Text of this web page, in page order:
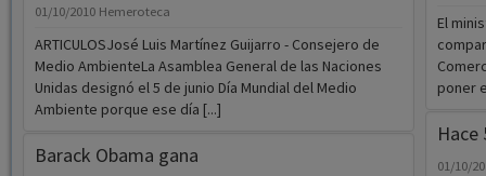
01/10/2010 Hemeroteca
ARTICULOSJosé Luis Martínez Guijarro - Consejero de
Medio AmbienteLa Asamblea General de las Naciones
Unidas designó el 5 de junio Día Mundial del Medio
Ambiente porque ese día [...]
Barack Obama gana
El
poner
Hace
01/10/